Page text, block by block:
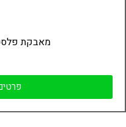
מאבקת